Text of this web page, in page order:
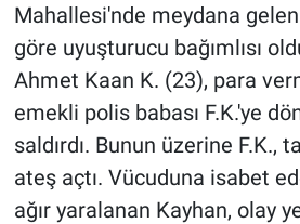
Mahallesi'nde meydana
göre uyuşturucu bağımlısı
Ahmet Kaan K. (23), para
emekli polis babası F.K.'ye
saldırdı. Bunun üzerine F.K.,
ateş açtı. Vücuduna isabet
ağır yaralanan Kayhan, olay